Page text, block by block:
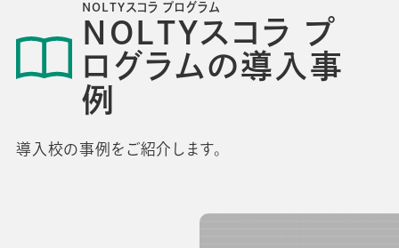
サービス
手帳甲子園
NOLTYスコラ プ
ログラムの導入事
例
NOLTYスコラ プログラム
導入校の事例をご紹介します。